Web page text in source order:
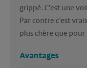
grippé. C'est une
Par contre c'est
plus chère que
Avantages